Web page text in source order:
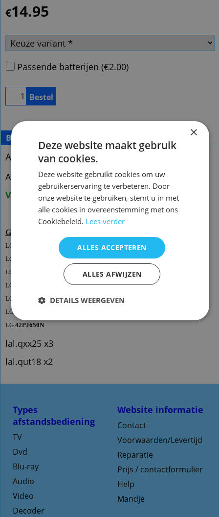
€14.95
Passende batterijen (€2.00)
Bestel
Beschrijving
Afstandsbediening LG AKB72914274
Afstandsbediening LG AKB72914274
Voorraad nieuw: 5
Geschikt voor de onderstaande modellen/types
LG
LG
LG
LG
LG
42PJ650 NZA
LG
LG 42PJ650N
lal.qxx25 x3
lal.qut18 x2
Website informatie
Contact
Voorwaarden/Levertijd
Reparatie
Prijs / contactformulier
Help
Mandje
Types
afstandsbediening
TV
Dvd
Blu-ray
Audio
Video
Decoder
×
Deze website maakt gebruik
van cookies.
Deze website gebruikt cookies om uw
gebruikerservaring te verbeteren. Door
onze website te gebruiken, stemt u in met
alle cookies in overeenstemming met ons
Cookiebeleid. Lees verder
ALLES ACCEPTEREN
ALLES AFWIJZEN
DETAILS WEERGEVEN